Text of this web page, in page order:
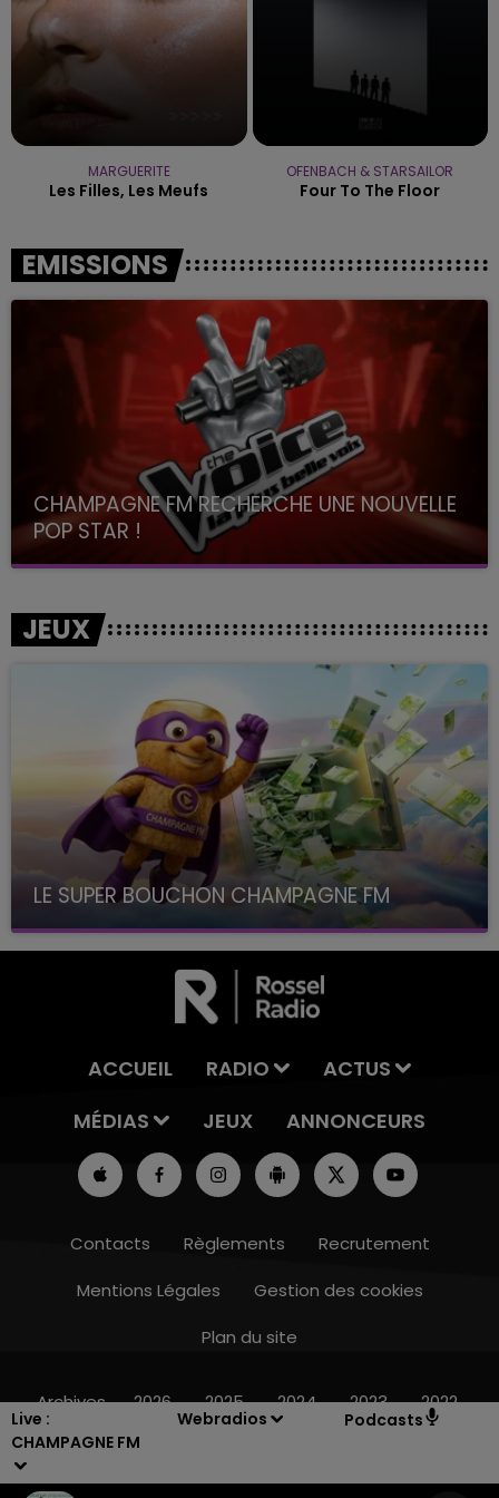
Live :
CHAMPAGNE FM
Webradios Podcasts
MARGUERITE
Les Filles, Les Meufs
OFENBACH & STARSAILOR
Four To The Floor
EMISSIONS
CHAMPAGNE FM RECHERCHE UNE NOUVELLE
POP STAR !
Toute la journée sur Champagne FM
JEUX
LE SUPER BOUCHON CHAMPAGNE FM
avec La Famille Champagne FM, à 8H10
ACCUEIL RADIO
ACTUS
MÉDIAS
JEUX ANNONCEURS
Contacts Règlements
Recrutement
Mentions Légales
Gestion des cookies
Plan du site
Archives 2026 2025 2024 2023 2022